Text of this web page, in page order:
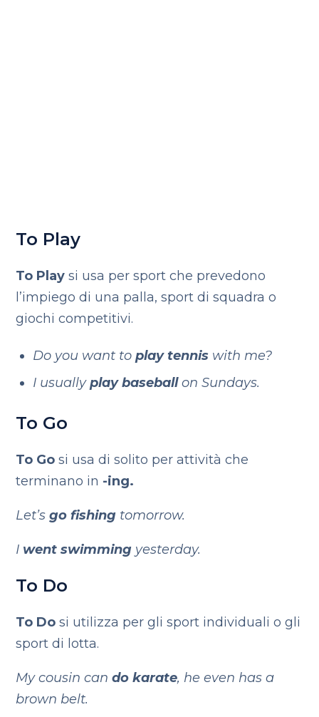
To Play
To Play si usa per sport che prevedono
l’impiego di una palla, sport di squadra o
giochi competitivi.
Do you want to play tennis with me?
I usuallyplay baseballon Sundays.
To Go
To Go si usa di solito per attività che
terminano in -ing.
Let’sgo fishing tomorrow.
I went swimming yesterday.
To Do
To Dosi utilizza per gli sport individuali o gli
sport di lotta.
My cousin cando karate, he even has a
brown belt.